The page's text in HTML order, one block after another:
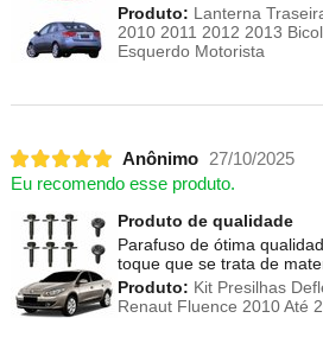
Produto: Lanterna
2010 2011 2012 2013
Esquerdo Motorista
Anônimo
27/10/2025
Eu recomendo esse produto.
Produto de qualidade
Parafuso de ótima
toque que se trata de
Produto: Kit Presilhas
Renaut Fluence 2010 Até